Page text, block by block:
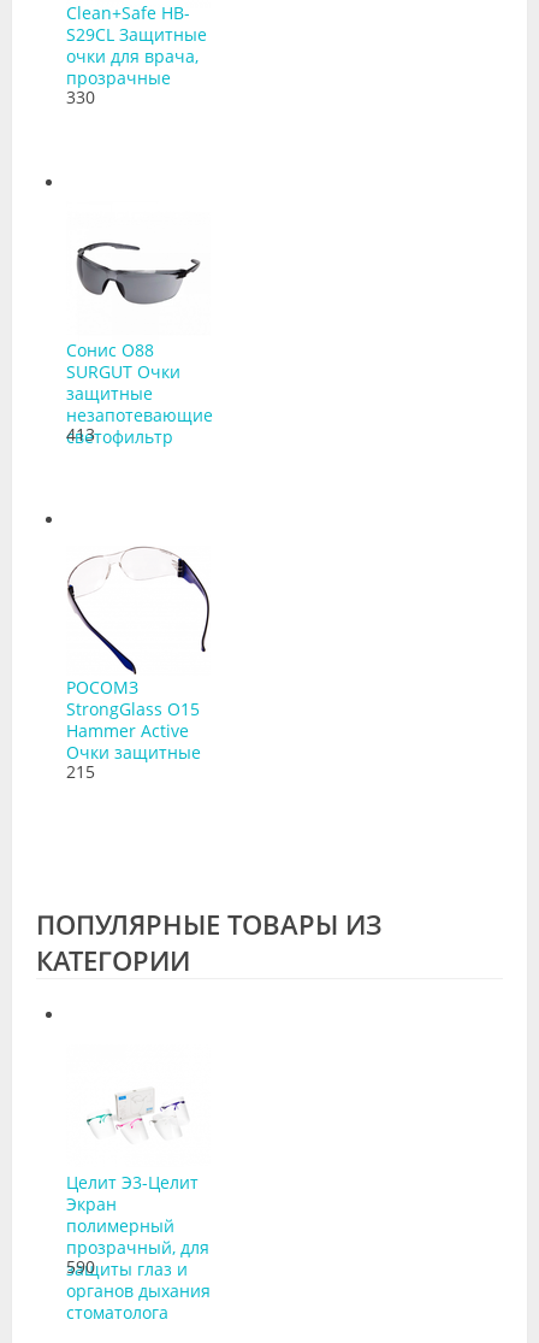
Clean+Safe HB-
S29CL Защитные
очки для врача,
прозрачные
330
Сонис O88
SURGUT Очки
защитные
незапотевающие
светофильтр
413
РОСОМЗ
StrongGlass О15
Hammer Active
Очки защитные
215
ПОПУЛЯРНЫЕ ТОВАРЫ ИЗ
КАТЕГОРИИ
Целит Э3-Целит
Экран
полимерный
прозрачный, для
защиты глаз и
органов дыхания
стоматолога
590